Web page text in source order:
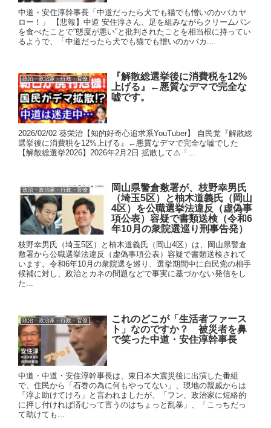
中道・安住淳幹事長「中道だったら犬でも猫でも憎いのかバカヤ
ロー！」 【悲報】中道 安住淳さん、足を組みながらクリームパン
を食べたことで“態度が悪い”と批判されたことを相当根に持ってい
るようで、「中道だったら犬でも猫でも憎いのかバカ...
政治・政治家・行政・官僚
『解散総選挙後に消費税を12%
上げる』←悪質なデマで完全な
嘘です。
2026/02/02 葵栄治【知的好奇心追求系YouTuber】 自民党『解散総
選挙後に消費税を12%上げる』←悪質なデマで完全な嘘でした
【解散総選挙2026】2026年2月2日 拡散して⚠️「...
政治・政治家・行政・官僚
岡山県警倉敷署が、枝野幸男氏
（埼玉5区）と柚木道義氏（岡山
4区）を公職選挙法違反（虚偽事
項公表）容疑で書類送検（令和6
年10月の衆院選巡り刑事告発）
枝野幸男氏（埼玉5区）と柚木道義氏（岡山4区）は、岡山県警倉
敷署から公職選挙法違反（虚偽事項公表）容疑で書類送検されて
います。令和6年10月の衆院選を巡り、選挙期間中に自民党の相手
候補に対し、政治とカネの問題などで事実に基づかない発信をし
た...
政治・政治家・行政・官僚
これのどこが「生活者ファース
ト」なのですか？ 被災者を鼻
で笑った中道・安住淳幹事長
中道・中道・安住淳幹事長は、東日本大震災後に出演した番組
で、住民から「石巻の為に何もやってない」、現地の親戚からは
「淳よ助けてけろ」と言われましたが、「フン、政治家に短絡的
に押し付ければ済むって言うのはちょっと乱暴」、「こっちだっ
て助けても...